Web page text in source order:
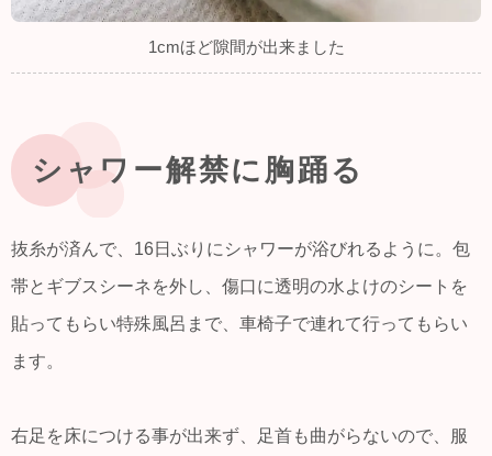
1cmほど隙間が出来ました
シャワー解禁に胸踊る
抜糸が済んで、16日ぶりにシャワーが浴びれるように。包
帯とギブスシーネを外し、傷口に透明の水よけのシートを
貼ってもらい特殊風呂まで、車椅子で連れて行ってもらい
ます。
右足を床につける事が出来ず、足首も曲がらないので、服